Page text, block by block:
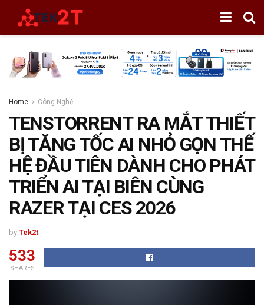
Home Công Nghệ
TENSTORRENT RA MẮT THIẾT
BỊ TĂNG TỐC AI NHỎ GỌN THẾ
HỆ ĐẦU TIÊN DÀNH CHO PHÁT
TRIỂN AI TẠI BIÊN CÙNG
RAZER TẠI CES 2026
by Tek2t
533
SHARES